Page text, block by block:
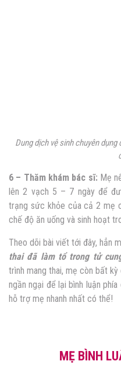
Dung dịch vệ sinh chuyên
6 – Thăm khám bác sĩ: Mẹ
lên 2 vạch 5 – 7 ngày để
trạng sức khỏe của cả 2 mẹ
chế độ ăn uống và sinh hoạt
Theo dõi bài viết tới đây, hẳn
thai đã làm tổ trong tử
trình mang thai, mẹ còn bất
ngần ngại để lại bình luận
hỗ trợ mẹ nhanh nhất có thể!
MẸ BÌNH